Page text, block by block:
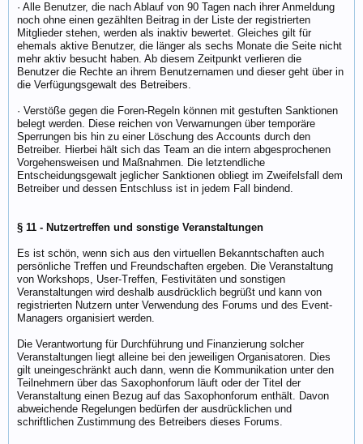
· Alle Benutzer, die nach Ablauf von 90 Tagen nach ihrer Anmeldung
noch ohne einen gezählten Beitrag in der Liste der registrierten
Mitglieder stehen, werden als inaktiv bewertet. Gleiches gilt für
ehemals aktive Benutzer, die länger als sechs Monate die Seite nicht
mehr aktiv besucht haben. Ab diesem Zeitpunkt verlieren die
Benutzer die Rechte an ihrem Benutzernamen und dieser geht über in
die Verfügungsgewalt des Betreibers.
· Verstöße gegen die Foren-Regeln können mit gestuften Sanktionen
belegt werden. Diese reichen von Verwarnungen über temporäre
Sperrungen bis hin zu einer Löschung des Accounts durch den
Betreiber. Hierbei hält sich das Team an die intern abgesprochenen
Vorgehensweisen und Maßnahmen. Die letztendliche
Entscheidungsgewalt jeglicher Sanktionen obliegt im Zweifelsfall dem
Betreiber und dessen Entschluss ist in jedem Fall bindend.
§ 11 - Nutzertreffen und sonstige Veranstaltungen
Es ist schön, wenn sich aus den virtuellen Bekanntschaften auch
persönliche Treffen und Freundschaften ergeben. Die Veranstaltung
von Workshops, User-Treffen, Festivitäten und sonstigen
Veranstaltungen wird deshalb ausdrücklich begrüßt und kann von
registrierten Nutzern unter Verwendung des Forums und des Event-
Managers organisiert werden.
Die Verantwortung für Durchführung und Finanzierung solcher
Veranstaltungen liegt alleine bei den jeweiligen Organisatoren. Dies
gilt uneingeschränkt auch dann, wenn die Kommunikation unter den
Teilnehmern über das Saxophonforum läuft oder der Titel der
Veranstaltung einen Bezug auf das Saxophonforum enthält. Davon
abweichende Regelungen bedürfen der ausdrücklichen und
schriftlichen Zustimmung des Betreibers dieses Forums.